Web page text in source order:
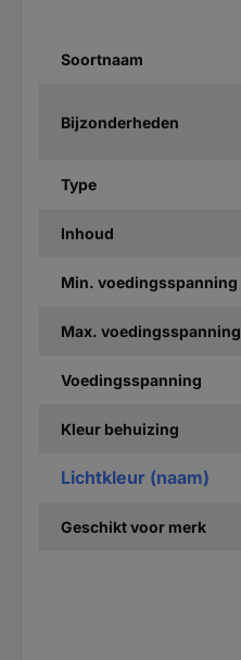
Soortnaam
Bijzonderheden
Type
Inhoud
Min. voedingsspanning
Max. voedingsspanning
Voedingsspanning
Kleur behuizing
Lichtkleur (naam)
Geschikt voor merk